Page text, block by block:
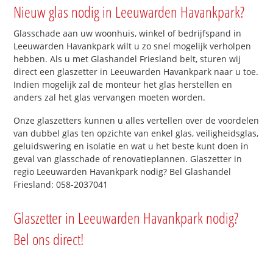
Nieuw glas nodig in Leeuwarden Havankpark?
Glasschade aan uw woonhuis, winkel of bedrijfspand in
Leeuwarden Havankpark wilt u zo snel mogelijk verholpen
hebben. Als u met Glashandel Friesland belt, sturen wij
direct een glaszetter in Leeuwarden Havankpark naar u toe.
Indien mogelijk zal de monteur het glas herstellen en
anders zal het glas vervangen moeten worden.
Onze glaszetters kunnen u alles vertellen over de voordelen
van dubbel glas ten opzichte van enkel glas, veiligheidsglas,
geluidswering en isolatie en wat u het beste kunt doen in
geval van glasschade of renovatieplannen. Glaszetter in
regio Leeuwarden Havankpark nodig? Bel Glashandel
Friesland: 058-2037041
Glaszetter in Leeuwarden Havankpark nodig?
Bel ons direct!